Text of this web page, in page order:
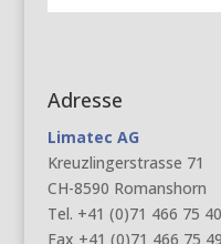
Adresse
Limatec AG
Kreuzlingerstrasse 71
CH-8590 Romanshorn
Tel. +41 (0)71 466 75 40
Fax +41 (0)71 466 75 49